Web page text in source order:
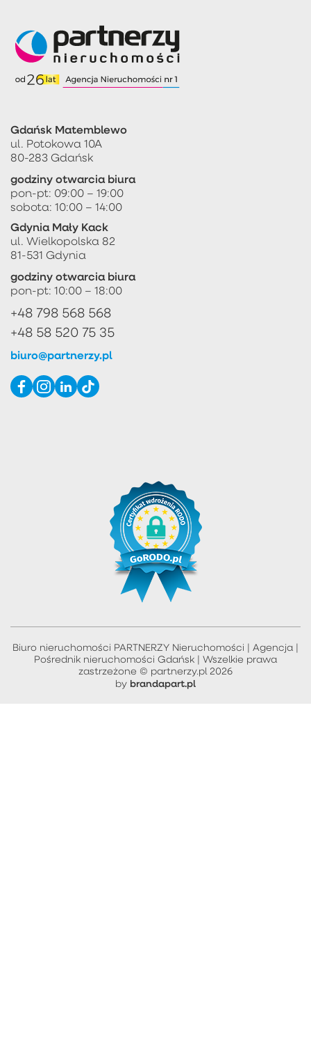
Gdańsk Matemblewo
ul. Potokowa 10A
80-283 Gdańsk
godziny otwarcia biura
pon-pt: 09:00 – 19:00
sobota: 10:00 – 14:00
Gdynia Mały Kack
ul. Wielkopolska 82
81-531 Gdynia
godziny otwarcia biura
pon-pt: 10:00 – 18:00
+48 798 568 568
+48 58 520 75 35
biuro@partnerzy.pl
Biuro nieruchomości PARTNERZY Nieruchomości | Agencja |
Pośrednik nieruchomości Gdańsk | Wszelkie prawa
zastrzeżone © partnerzy.pl 2026
by brandapart.pl